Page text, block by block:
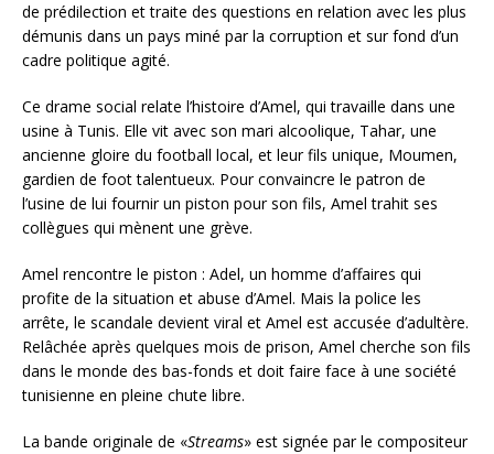
de prédilection et traite des questions en relation avec les plus
démunis dans un pays miné par la corruption et sur fond d’un
cadre politique agité.
Ce drame social relate l’histoire d’Amel, qui travaille dans une
usine à Tunis. Elle vit avec son mari alcoolique, Tahar, une
ancienne gloire du football local, et leur fils unique, Moumen,
gardien de foot talentueux. Pour convaincre le patron de
l’usine de lui fournir un piston pour son fils, Amel trahit ses
collègues qui mènent une grève.
Amel rencontre le piston : Adel, un homme d’affaires qui
profite de la situation et abuse d’Amel. Mais la police les
arrête, le scandale devient viral et Amel est accusée d’adultère.
Relâchée après quelques mois de prison, Amel cherche son fils
dans le monde des bas-fonds et doit faire face à une société
tunisienne en pleine chute libre.
La bande originale de «Streams» est signée par le compositeur